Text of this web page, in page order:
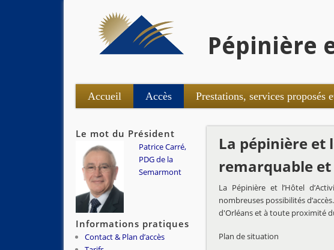
Pépinière
Accueil Accès Prestations, services proposés
La pépinière
remarquable et
La Pépinière et l’Hôtel
nombreuses possibilités
d'Orléans et à toute proximité
Plan de situation
Le mot du Président
Patrice Carré,
PDG de la
Semarmont
Informations pratiques
Contact & Plan d’accès